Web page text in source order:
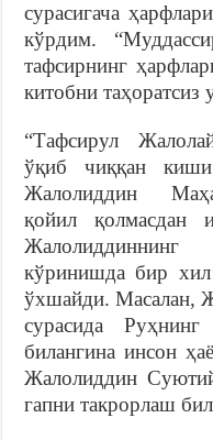
сурасигача
кўрдим.
тафсирнинг
китобни
“Тафсирул
ўқиб чиққан
Жалолиддин
қойил қолмасдан
кўринишда бир хил
ўхшайди. Масалан,
сурасида
билангина инсон
Жалолиддин
гапни такрорлаш